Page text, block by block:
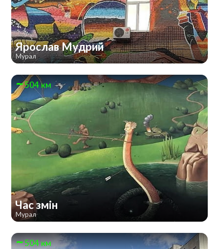
Ярослав Мудрий
Мурал
504 км
Час змін
Мурал
504 км